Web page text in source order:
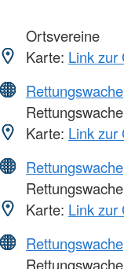
Ortsvereine
Karte: Link zur
Rettungswache
Karte: Link zur
Rettungswache
Karte: Link zur
Rettungswache